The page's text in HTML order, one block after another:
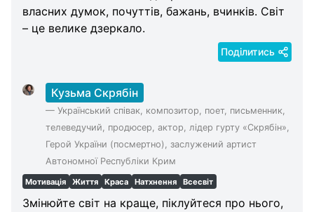
власних думок, почуттів, бажань, вчинків. Світ
– це велике дзеркало.
Поділитись
Кузьма Скрябін
— Український співак, композитор, поет, письменник,
телеведучий, продюсер, актор, лідер гурту «Скрябін»,
Герой України (посмертно), заслужений артист
Автономної Республіки Крим
Мотивація Життя Краса Натхнення Всесвіт
Змінюйте світ на краще, піклуйтеся про нього,